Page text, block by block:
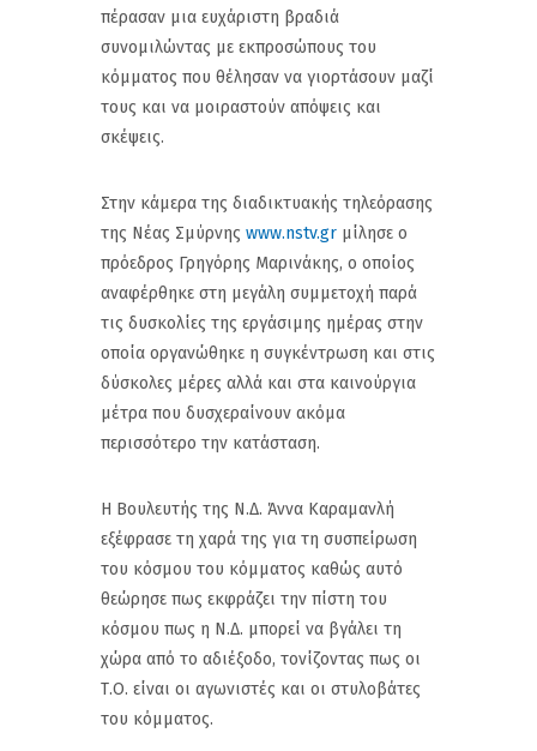
πέρασαν μια ευχάριστη βραδιά
συνομιλώντας με εκπροσώπους του
κόμματος που θέλησαν να γιορτάσουν μαζί
τους και να μοιραστούν απόψεις και
σκέψεις.
Στην κάμερα της διαδικτυακής τηλεόρασης
της Νέας Σμύρνης www.nstv.gr μίλησε ο
πρόεδρος Γρηγόρης Μαρινάκης, ο οποίος
αναφέρθηκε στη μεγάλη συμμετοχή παρά
τις δυσκολίες της εργάσιμης ημέρας στην
οποία οργανώθηκε η συγκέντρωση και στις
δύσκολες μέρες αλλά και στα καινούργια
μέτρα που δυσχεραίνουν ακόμα
περισσότερο την κατάσταση.
Η Βουλευτής της Ν.Δ. Άννα Καραμανλή
εξέφρασε τη χαρά της για τη συσπείρωση
του κόσμου του κόμματος καθώς αυτό
θεώρησε πως εκφράζει την πίστη του
κόσμου πως η Ν.Δ. μπορεί να βγάλει τη
χώρα από το αδιέξοδο, τονίζοντας πως οι
Τ.Ο. είναι οι αγωνιστές και οι στυλοβάτες
του κόμματος.